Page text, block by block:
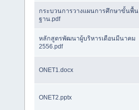
กระบวนการวางแผนการศึกษาขั้นพื้น
ฐาน.pdf
หลักสูตรพัฒนาผู้บริหารเดือนมีนาคม
2556.pdf
ONET1.docx
ONET2.pptx